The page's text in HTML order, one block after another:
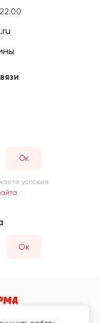
условия
Ок